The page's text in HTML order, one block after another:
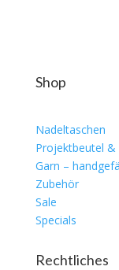
Shop
Nadeltaschen
Projektbeutel &
Garn –
Zubehör
Sale
Specials
Rechtliches